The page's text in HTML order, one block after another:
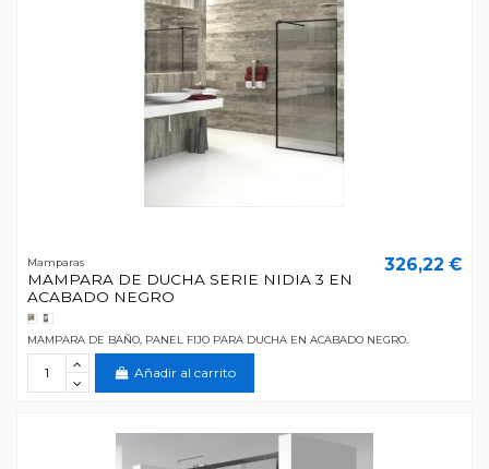
Mamparas
MAMPARA DE DUCHA SERIE NIDIA 3 EN
ACABADO NEGRO
326,22 €
MAMPARA DE BAÑO, PANEL FIJO PARA DUCHA EN ACABADO NEGRO.
Añadir al carrito